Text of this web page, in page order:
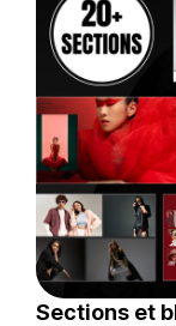
Sections et